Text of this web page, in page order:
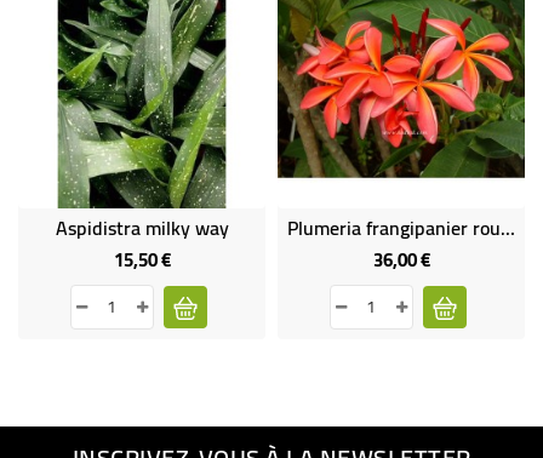
Aspidistra milky way
15,50 €Prix
Plumeria frangipanier rouge
36,00 €Prix